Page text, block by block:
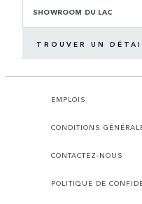
SHOWROOM DU LAC
TROUVER UN
EMPLOIS
CONDITIONS
CONTACTEZ-NOUS
POLITIQUE DE